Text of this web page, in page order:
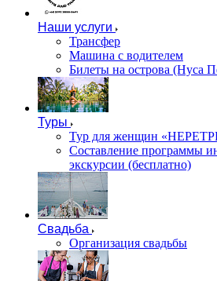
Наши услуги
Трансфер
Машина с водителем
Билеты на острова (Нуса
Туры
Тур для женщин
Составление программы
экскурсии (бесплатно)
Свадьба
Организация свадьбы